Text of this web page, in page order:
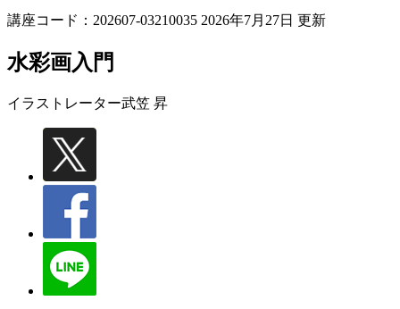
講座コード：202607-03210035 2026年7月27日 更新
水彩画入門
イラストレーター武笠 昇